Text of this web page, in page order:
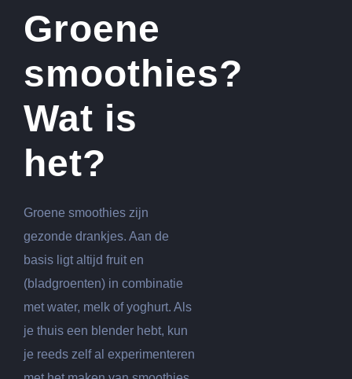
Groene
smoothies?
Wat is
het?
Groene smoothies zijn
gezonde drankjes. Aan de
basis ligt altijd fruit en
(bladgroenten) in combinatie
met water, melk of yoghurt. Als
je thuis een blender hebt, kun
je reeds zelf al experimenteren